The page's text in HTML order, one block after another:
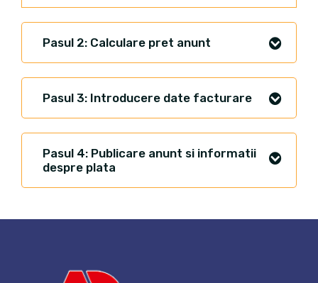
Pasul 2: Calculare pret anunt
Pasul 3: Introducere date facturare
Pasul 4: Publicare anunt si informatii
despre plata